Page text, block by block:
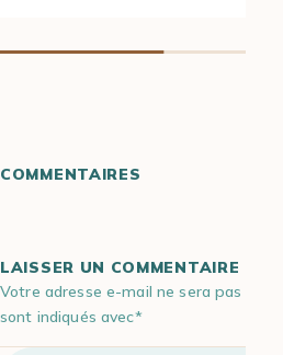
COMMENTAIRES
LAISSER UN COMMENTAIRE
Votre adresse e-mail ne sera pas
sont indiqués avec*